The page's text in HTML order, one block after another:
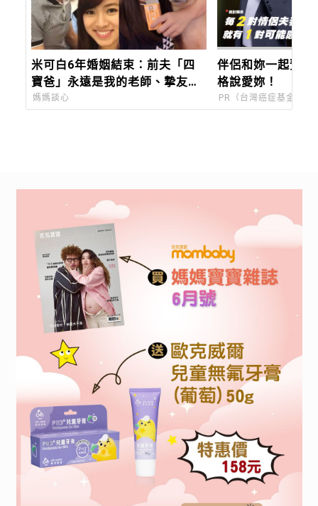
米可白6年婚姻結束：前夫「四
寶爸」永遠是我的老師、摯友、
知己。
媽媽談心
伴侶和妳一起預防
格說愛妳！
PR（台灣癌症基金會）